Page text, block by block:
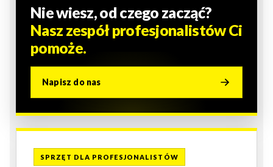
Nie wiesz, od czego zacząć?
Nasz zespół profesjonalistów Ci
pomoże.
Napisz do nas
SPRZĘT DLA PROFESJONALISTÓW